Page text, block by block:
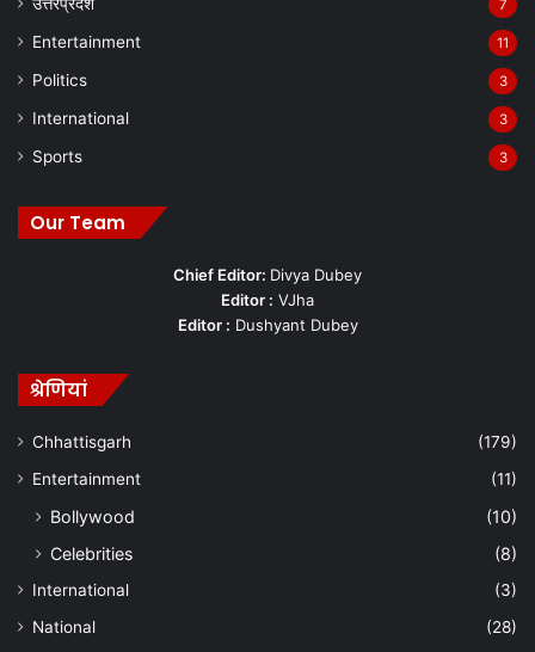
7
Entertainment 11
Politics 3
International 3
Sports 3
Our Team
Chief Editor: Divya Dubey
Editor : VJha
Editor : Dushyant Dubey
श्रेणियां
Chhattisgarh
(179)
Entertainment
(11)
Bollywood
(10)
Celebrities
(8)
International
(3)
National
(28)